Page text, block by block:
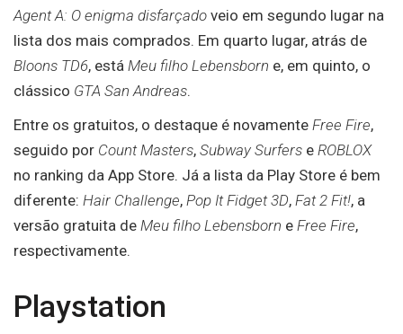
Agent A: O enigma disfarçado veio em segundo lugar na
lista dos mais comprados. Em quarto lugar, atrás de
Bloons TD6, está Meu filho Lebensborn e, em quinto, o
clássico GTA San Andreas.
Entre os gratuitos, o destaque é novamente Free Fire,
seguido por Count Masters, Subway Surfers e ROBLOX
no ranking da App Store. Já a lista da Play Store é bem
diferente: Hair Challenge, Pop It Fidget 3D, Fat 2 Fit!, a
versão gratuita de Meu filho Lebensborn e Free Fire,
respectivamente.
Playstation